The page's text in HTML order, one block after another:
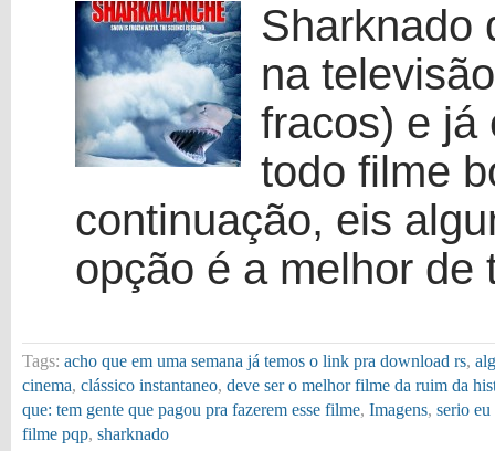
Sharknado
na
fracos) e já
todo filme
continuação, eis
opção é a melhor
Tags: acho que em uma semana já temos o link pra download rs,
cinema, clássico instantaneo, deve ser o melhor filme da ruim da
que: tem gente que pagou pra fazerem esse filme, Imagens, serio
filme pqp, sharknado